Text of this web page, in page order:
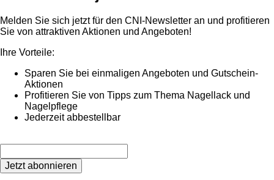
Melden Sie sich jetzt für den CNI-Newsletter an und profitieren
Sie von attraktiven Aktionen und Angeboten!
Ihre Vorteile:
Sparen Sie bei einmaligen Angeboten und Gutschein-
Aktionen
Profitieren Sie von Tipps zum Thema Nagellack und
Nagelpflege
Jederzeit abbestellbar
Jetzt abonnieren